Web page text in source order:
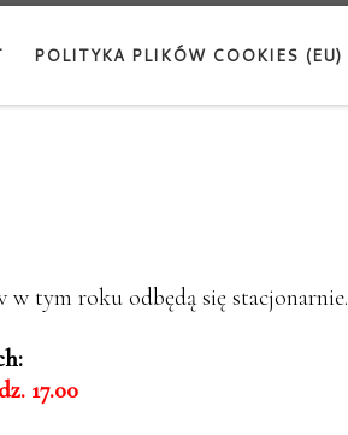
POLITYKA PLIKÓW COOKIES (EU)
tym roku odbędą się stacjonarnie.
17.00